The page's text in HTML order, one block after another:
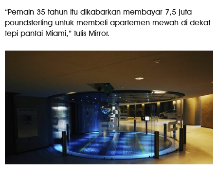
“Pemain 35 tahun itu dikabarkan membayar 7,5 juta
poundsterling untuk membeli apartemen mewah di dekat
tepi pantai Miami,” tulis Mirror.